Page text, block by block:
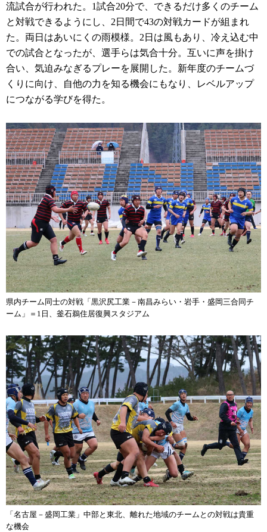
流試合が行われた。1試合20分で、できるだけ多くのチーム
と対戦できるようにし、2日間で43の対戦カードが組まれ
た。両日はあいにくの雨模様。2日は風もあり、冷え込む中
での試合となったが、選手らは気合十分。互いに声を掛け
合い、気迫みなぎるプレーを展開した。新年度のチームづ
くりに向け、自他の力を知る機会にもなり、レベルアップ
につながる学びを得た。
県内チーム同士の対戦「黒沢尻工業－南昌みらい・岩手・盛岡三合同チ
ーム」＝1日、釜石鵜住居復興スタジアム
「名古屋－盛岡工業」中部と東北、離れた地域のチームとの対戦は貴重
な機会